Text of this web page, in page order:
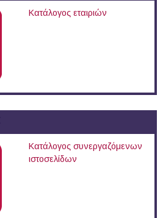
Κατάλογος εταιριών
Κατάλογος συνεργαζόμενων
ιστοσελίδων